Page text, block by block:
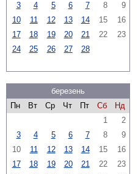
3
4 5 6 7 8
9
10
11 12 13 14 15
16
17
18 19 20 21 22
23
24
25 26 27 28
березень
Пн
Вт Ср Чт Пт Сб
Нд
1
2
3
4 5 6 7 8
9
10
11 12 13 14 15
16
17
18 19 20 21 22
23